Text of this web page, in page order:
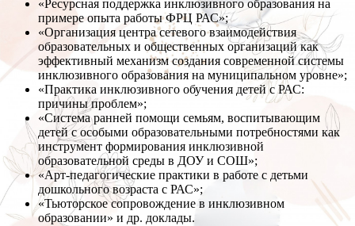
«Ресурсная поддержка инклюзивного образования на
примере опыта работы ФРЦ РАС»;
«Организация центра сетевого взаимодействия
образовательных и общественных организаций как
эффективный механизм создания современной системы
инклюзивного образования на муниципальном уровне»;
«Практика инклюзивного обучения детей с РАС:
причины проблем»;
«Система ранней помощи семьям, воспитывающим
детей с особыми образовательными потребностями как
инструмент формирования инклюзивной
образовательной среды в ДОУ и СОШ»;
«Арт-педагогические практики в работе с детьми
дошкольного возраста с РАС»;
«Тьюторское сопровождение в инклюзивном
образовании» и др. доклады.